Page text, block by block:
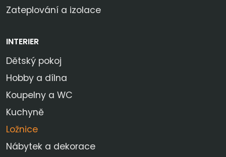
Zateplování a izolace
INTERIER
Dětský pokoj
Hobby a dílna
Koupelny a WC
Kuchyně
Ložnice
Nábytek a dekorace